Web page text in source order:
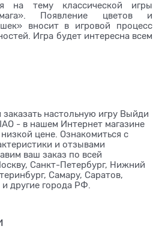
на тему классической игры
Появление цветов и
вносит в игровой процесс
Игра будет интересна всем
настольную игру Выйди
- в нашем Интернет магазине
цене. Ознакомиться с
и отзывами
ваш заказ по всей
Санкт-Петербург, Нижний
Самару, Саратов,
другие города РФ.